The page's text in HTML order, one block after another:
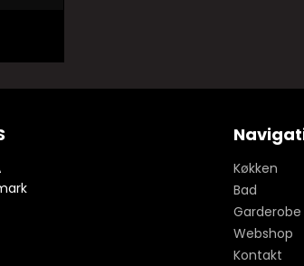
Køkken
Bad
Garderobe
Webshop
Kontakt